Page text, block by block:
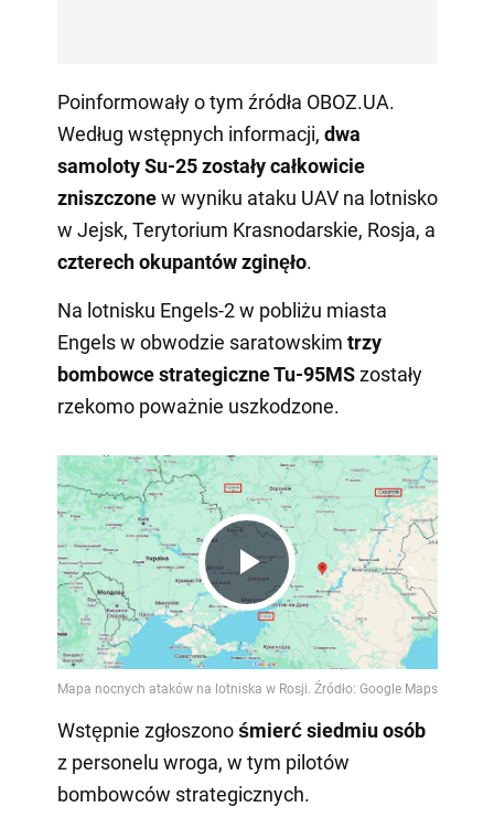
Poinformowały o tym źródła OBOZ.UA.
Według wstępnych informacji, dwa
samoloty Su-25 zostały całkowicie
zniszczonew wyniku ataku UAV na lotnisko
w Jejsk, Terytorium Krasnodarskie, Rosja, a
czterech okupantów zginęło.
Na lotnisku Engels-2 w pobliżu miasta
Engels w obwodzie saratowskim trzy
bombowce strategiczne Tu-95MSzostały
rzekomo poważnie uszkodzone.
Play
Video
Wstępnie zgłoszonośmierć siedmiu osób
z personelu wroga, w tym pilotów
bombowców strategicznych.